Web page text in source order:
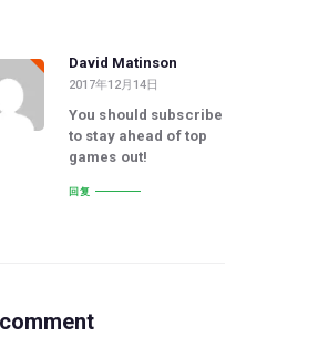
David Matinson
2017年12月14日
You should subscribe
to stay ahead of top
games out!
回复